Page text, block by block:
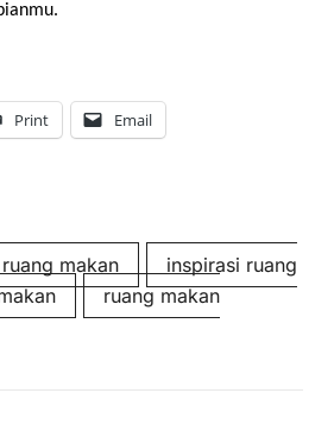
Print Email
makan
inspirasi ruang
ruang makan